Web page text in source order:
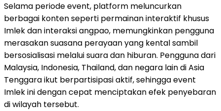
Selama periode event, platform meluncurkan
berbagai konten seperti permainan interaktif khusus
Imlek dan interaksi angpao, memungkinkan pengguna
merasakan suasana perayaan yang kental sambil
bersosialisasi melalui suara dan hiburan. Pengguna dari
Malaysia, Indonesia, Thailand, dan negara lain di Asia
Tenggara ikut berpartisipasi aktif, sehingga event
Imlek ini dengan cepat menciptakan efek penyebaran
di wilayah tersebut.